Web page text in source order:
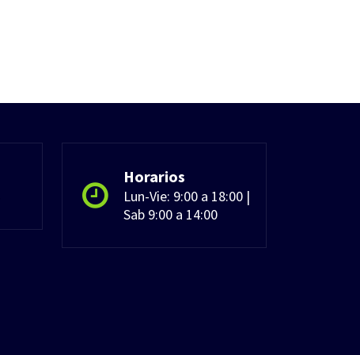
Horarios
Lun-Vie: 9:00 a 18:00 |
Sab 9:00 a 14:00